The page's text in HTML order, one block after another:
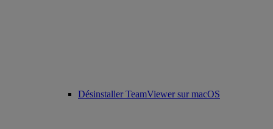
Désinstaller TeamViewer sur macOS